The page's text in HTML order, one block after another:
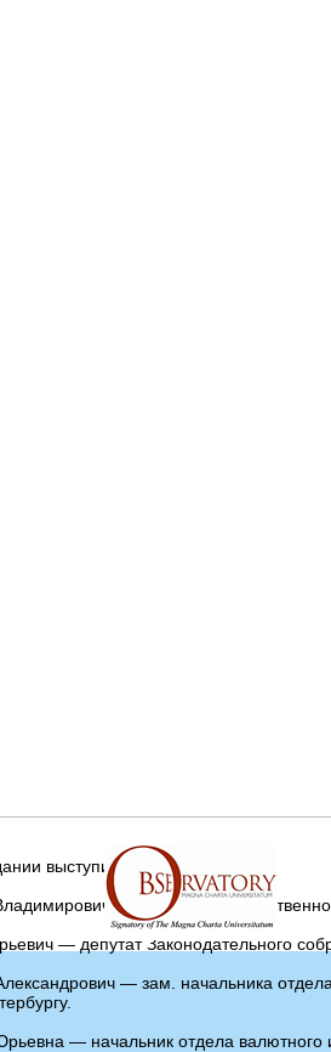
выступили:
— депутат
— депутат Законодательного
— зам. начальника
— начальник отдела